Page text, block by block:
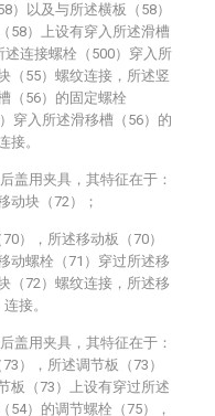
）以及与所述横板（58）
58）上设有穿入所述滑槽
述连接螺栓（500）穿入所
（55）螺纹连接，所述竖
（56）的固定螺栓
穿入所述滑移槽（56）的
接。
盖用夹具，其特征在于：
动块（72）；
），所述移动板（70）
动螺栓（71）穿过所述移
（72）螺纹连接，所述移
接。
盖用夹具，其特征在于：
），所述调节板（73）
板（73）上设有穿过所述
54）的调节螺栓（75），